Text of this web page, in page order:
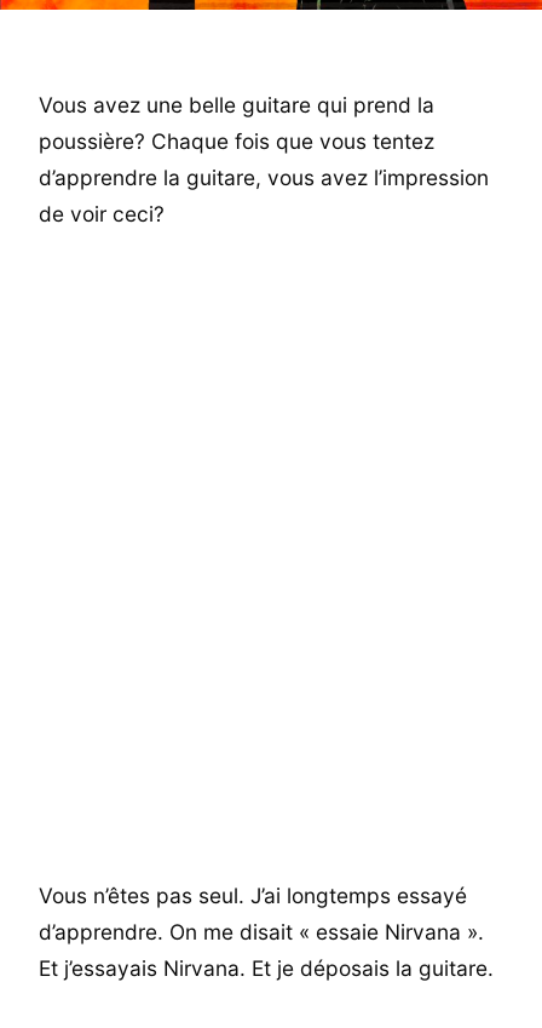
Vous avez une belle guitare qui prend la
poussière? Chaque fois que vous tentez
d’apprendre la guitare, vous avez l’impression
de voir ceci?
Vous n’êtes pas seul. J’ai longtemps essayé
d’apprendre. On me disait « essaie Nirvana ».
Et j’essayais Nirvana. Et je déposais la guitare.